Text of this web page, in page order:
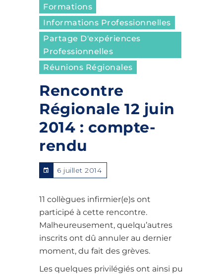
Formations
Informations Professionnelles
Partage D'expériences
Professionnelles
Réunions Régionales
Rencontre
Régionale 12 juin
2014 : compte-
rendu
6 juillet 2014
11 collègues infirmier(e)s ont
participé à cette rencontre.
Malheureusement, quelqu’autres
inscrits ont dû annuler au dernier
moment, du fait des grèves.
Les quelques privilégiés ont ainsi pu